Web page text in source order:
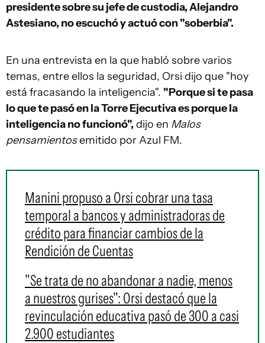
presidente sobre su jefe de custodia, Alejandro
Astesiano, no escuchó y actuó con "soberbia".
En una entrevista en la que habló sobre varios
temas, entre ellos la seguridad, Orsi dijo que "hoy
está fracasando la inteligencia". "Porque si te pasa
lo que te pasó en la Torre Ejecutiva es porque la
inteligencia no funcionó", dijo en Malos
pensamientosemitido por Azul FM.
Manini propuso a Orsi cobrar una tasa
temporal a bancos y administradoras de
crédito para financiar cambios de la
Rendición de Cuentas
"Se trata de no abandonar a nadie, menos
a nuestros gurises": Orsi destacó que la
revinculación educativa pasó de 300 a casi
2.900 estudiantes